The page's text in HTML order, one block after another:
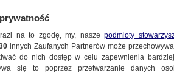
na to zgodę, my, naszepodmioty
innych Zaufanych Partnerów może
do nich dostęp w celu zapewnienia
się to poprzez przetwarzanie danych